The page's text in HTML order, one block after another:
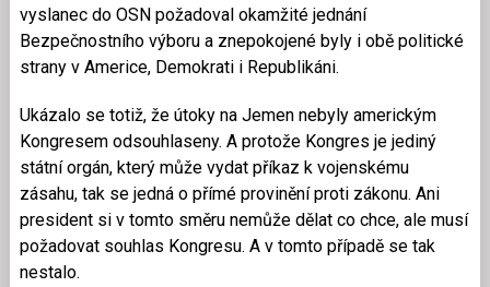
vyslanec do OSN požadoval okamžité jednání
Bezpečnostního výboru a znepokojené byly i obě politické
strany v Americe, Demokrati i Republikáni.
Ukázalo se totiž, že útoky na Jemen nebyly americkým
Kongresem odsouhlaseny. A protože Kongres je jediný
státní orgán, který může vydat příkaz k vojenskému
zásahu, tak se jedná o přímé provinění proti zákonu. Ani
president si v tomto směru nemůže dělat co chce, ale musí
požadovat souhlas Kongresu. A v tomto případě se tak
nestalo.